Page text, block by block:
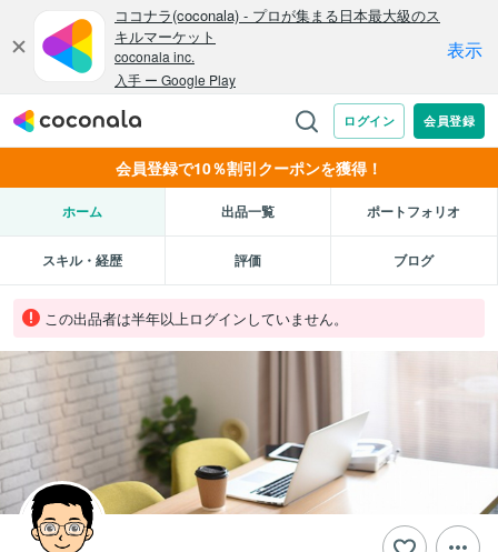
会員登録で10％割引クーポンを獲得！
ホーム 出品一覧 ポートフォリオ
スキル・経歴 評価 ブログ
この出品者は半年以上ログインしていません。